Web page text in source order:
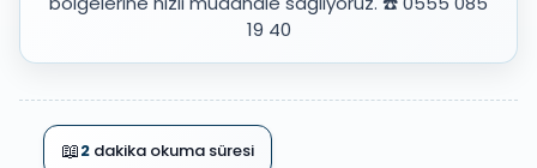
19 40
📖2 dakika okuma süresi